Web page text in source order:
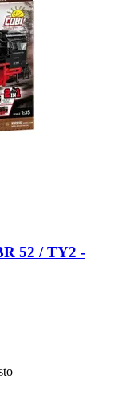
52 / TY2 -​